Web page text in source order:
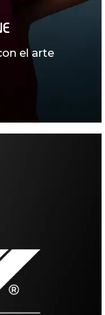
el arte